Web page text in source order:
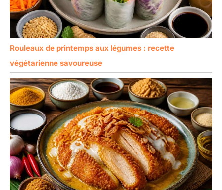
Rouleaux de printemps aux légumes : recette
végétarienne savoureuse